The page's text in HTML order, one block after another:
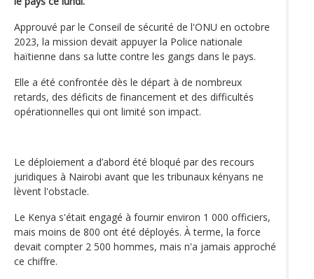
Approuvé par le Conseil de sécurité de l'ONU en octobre
2023, la mission devait appuyer la Police nationale
haïtienne dans sa lutte contre les gangs dans le pays.
Elle a été confrontée dès le départ à de nombreux
retards, des déficits de financement et des difficultés
opérationnelles qui ont limité son impact.
Le déploiement a d’abord été bloqué par des recours
juridiques à Nairobi avant que les tribunaux kényans ne
lèvent l'obstacle.
Le Kenya s'était engagé à fournir environ 1 000 officiers,
mais moins de 800 ont été déployés. À terme, la force
devait compter 2 500 hommes, mais n'a jamais approché
ce chiffre.